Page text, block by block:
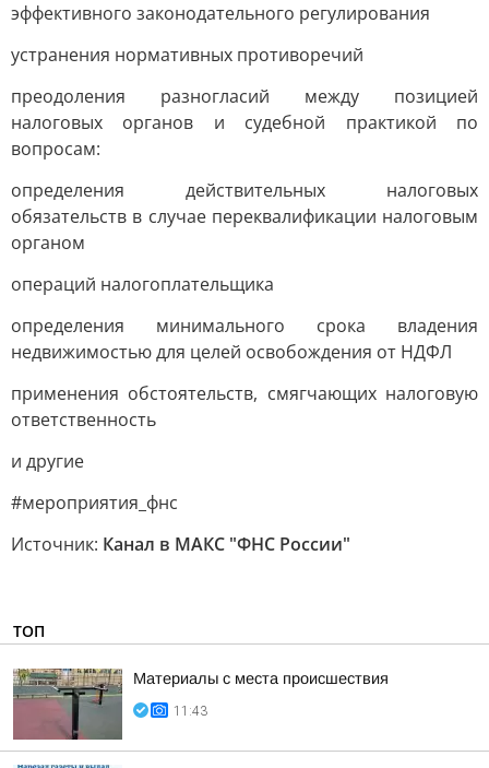
эффективного законодательного регулирования
устранения нормативных противоречий
преодоления разногласий между позицией
налоговых органов и судебной практикой по
вопросам:
определения действительных налоговых
обязательств в случае переквалификации налоговым
органом
операций налогоплательщика
определения минимального срока владения
недвижимостью для целей освобождения от НДФЛ
применения обстоятельств, смягчающих налоговую
ответственность
и другие
#мероприятия_фнс
Источник: Канал в МАКС "ФНС России"
ТОП
Материалы с места происшествия
11:43